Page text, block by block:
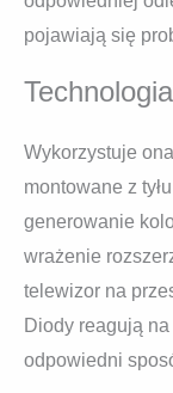
pojawiają się
Wykorzystuje
montowane z tyłu
generowanie
wrażenie
telewizor na
Diody reagują
odpowiedni